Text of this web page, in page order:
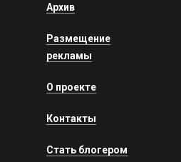
Архив
Размещение
рекламы
О проекте
Контакты
Стать блогером